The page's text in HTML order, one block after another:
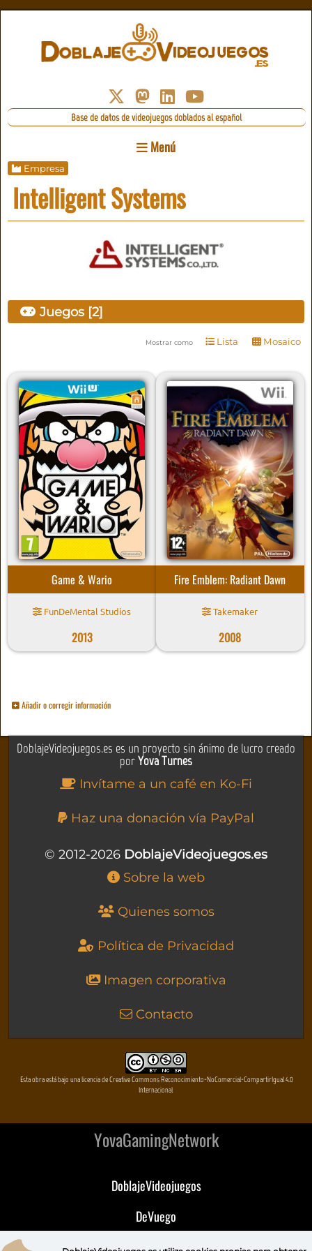
Base de datos de videojuegos doblados al español
Menú
Empresa
Intelligent Systems
Juegos [2]
Mostrar como Lista Mosaico
Game & Wario
FunDeMental Studios
2013
Fire Emblem: Radiant Dawn
Takemaker
2008
Añadir o corregir información
DoblajeVideojuegos.es es un proyecto sin ánimo de lucro creado
porYova Turnes
Invítame a un café en Ko-Fi
Haz una donación vía PayPal
© 2012-2026 DoblajeVideojuegos.es
Sobre la web
Quienes somos
Política de Privacidad
Imagen corporativa
Contacto
Esta obra está bajo una licencia de Creative Commons Reconocimiento-NoComercial-CompartirIgual 4.0
Internacional
YovaGamingNetwork
DoblajeVideojuegos
DeVuego
DeVuego GAL